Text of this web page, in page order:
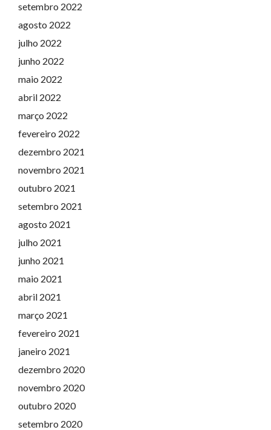
setembro 2022
agosto 2022
julho 2022
junho 2022
maio 2022
abril 2022
março 2022
fevereiro 2022
dezembro 2021
novembro 2021
outubro 2021
setembro 2021
agosto 2021
julho 2021
junho 2021
maio 2021
abril 2021
março 2021
fevereiro 2021
janeiro 2021
dezembro 2020
novembro 2020
outubro 2020
setembro 2020